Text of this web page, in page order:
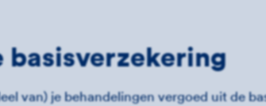
van) je behandelingen vergoed uit de